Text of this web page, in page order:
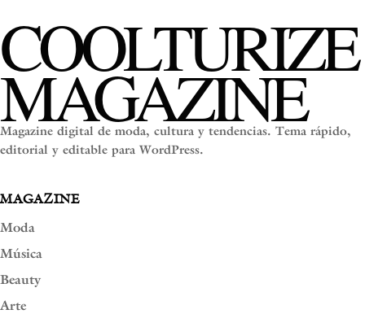
COOLTURIZE
MAGAZINE
Magazine digital de moda, cultura y tendencias. Tema rápido,
editorial y editable para WordPress.
MAGAZINE
Moda
Música
Beauty
Arte